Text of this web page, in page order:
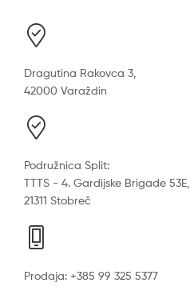
Dragutina Rakovca 3,
42000 Varaždin
Podružnica Split:
TTTS - 4. Gardijske Brigade 53E,
21311 Stobreč
Prodaja: +385 99 325 5377